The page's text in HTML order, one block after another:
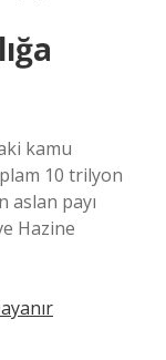
kamu
10 trilyon
aslan payı
Hazine